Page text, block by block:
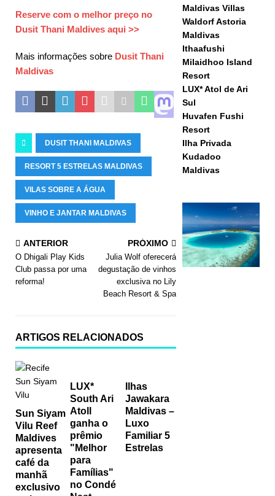
Reserve com o melhor preço no
Dusit Thani Maldives aqui >>
Mais informações sobre Dusit Thani
Maldivas
DUSIT THANI MALDIVAS
RESORT 5 ESTRELAS MALDIVAS
VILAS SOBRE A ÁGUA
VINHO E JANTAR MALDIVAS
ANTERIOR
O Dhigali Play Kids
Club passa por uma
reforma!
PRÓXIMO
Julia Wolf oferecerá
degustação de vinhos
exclusiva no Lily
Beach Resort & Spa
ARTIGOS RELACIONADOS
Sun Siyam
Vilu Reef
Maldives
apresenta
café da
manhã
exclusivo
LUX*
South Ari
Atoll
ganha o
prêmio
"Melhor
para
Famílias"
no Condé
Ilhas
Jawakara
Maldivas –
Luxo
Familiar 5
Estrelas
Maldivas Villas
Waldorf Astoria
Maldivas
Ithaafushi
Milaidhoo Island
Resort
LUX* Atol de Ari
Sul
Huvafen Fushi
Resort
Ilha Privada
Kudadoo
Maldivas